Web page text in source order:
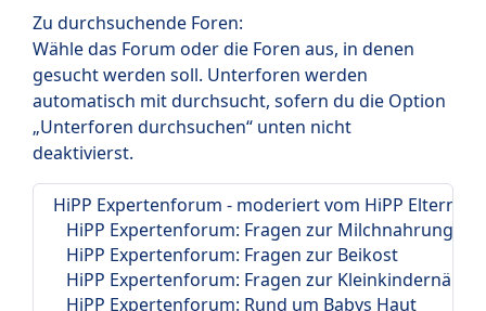
Zu durchsuchende Foren:
Wähle das Forum oder die Foren aus, in denen
gesucht werden soll. Unterforen werden
automatisch mit durchsucht, sofern du die Option
„Unterforen durchsuchen“ unten nicht
deaktivierst.